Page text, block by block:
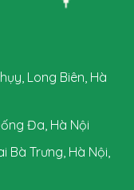
Long Biên, Hà
Đa, Hà Nội
Bà Trưng, Hà Nội,